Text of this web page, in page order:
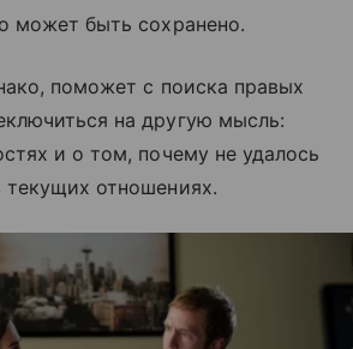
может быть сохранено.
поможет с поиска правых
на другую мысль:
и о том, почему не удалось
текущих отношениях.